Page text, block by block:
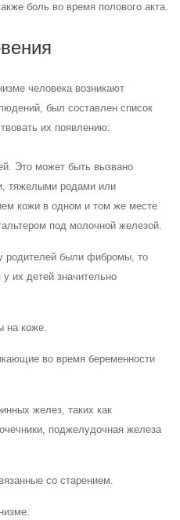
боль во время полового акта.
человека возникают
был составлен список
их появлению:
Это может быть вызвано
тяжелыми родами или
кожи в одном и том же месте
под молочной железой.
родителей были фибромы, то
их детей значительно
на коже.
во время беременности
желез, таких как
поджелудочная железа
со старением.